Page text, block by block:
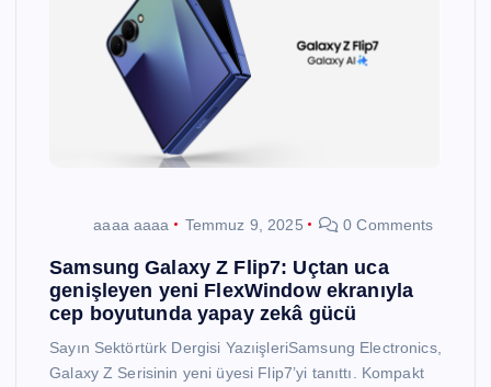
aaaa aaaa Temmuz 9, 2025 0 Comments
Samsung Galaxy Z Flip7: Uçtan uca
genişleyen yeni FlexWindow ekranıyla
cep boyutunda yapay zekâ gücü
Sayın Sektörtürk Dergisi YazıişleriSamsung Electronics,
Galaxy Z Serisinin yeni üyesi Flip7’yi tanıttı. Kompakt